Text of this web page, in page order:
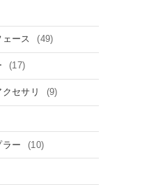
ース (49)
(17)
セサリ (9)
ラー (10)